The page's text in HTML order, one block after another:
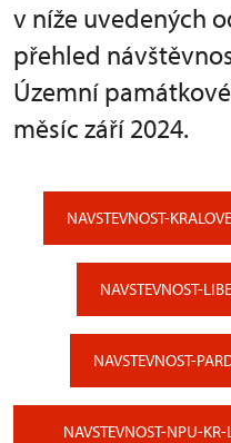
v níže uvedených
přehled
Územní
měsíc září 2024.
NAVSTEVNOST-
NAVSTEVNOST-
NAVSTEVNOST-
NAVSTEVNOST-NPU-